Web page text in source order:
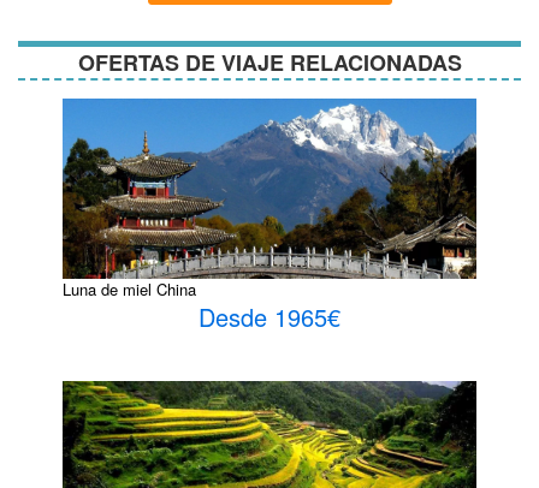
OFERTAS DE VIAJE RELACIONADAS
Luna de miel China
Desde 1965€